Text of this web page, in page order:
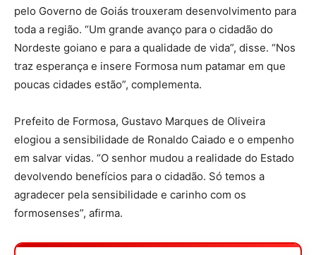
pelo Governo de Goiás trouxeram desenvolvimento para
toda a região. “Um grande avanço para o cidadão do
Nordeste goiano e para a qualidade de vida”, disse. “Nos
traz esperança e insere Formosa num patamar em que
poucas cidades estão”, complementa.
Prefeito de Formosa, Gustavo Marques de Oliveira
elogiou a sensibilidade de Ronaldo Caiado e o empenho
em salvar vidas. “O senhor mudou a realidade do Estado
devolvendo benefícios para o cidadão. Só temos a
agradecer pela sensibilidade e carinho com os
formosenses”, afirma.